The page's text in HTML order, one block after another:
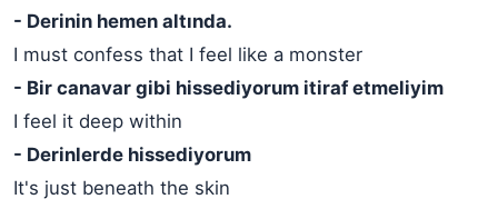
- Derinin hemen altında.
I must confess that I feel like a monster
- Bir canavar gibi hissediyorum itiraf etmeliyim
I feel it deep within
- Derinlerde hissediyorum
It's just beneath the skin